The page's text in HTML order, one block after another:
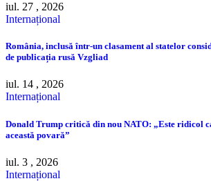
iul. 27 , 2026
Internațional
România, inclusă într-un clasament al statelor
de publicația rusă Vzgliad
iul. 14 , 2026
Internațional
Donald Trump critică din nou NATO: „Este ridicol
această povară”
iul. 3 , 2026
Internațional